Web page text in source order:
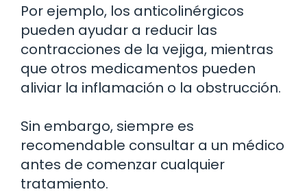
Por ejemplo, los anticolinérgicos
pueden ayudar a reducir las
contracciones de la vejiga, mientras
que otros medicamentos pueden
aliviar la inflamación o la obstrucción.
Sin embargo, siempre es
recomendable consultar a un médico
antes de comenzar cualquier
tratamiento.